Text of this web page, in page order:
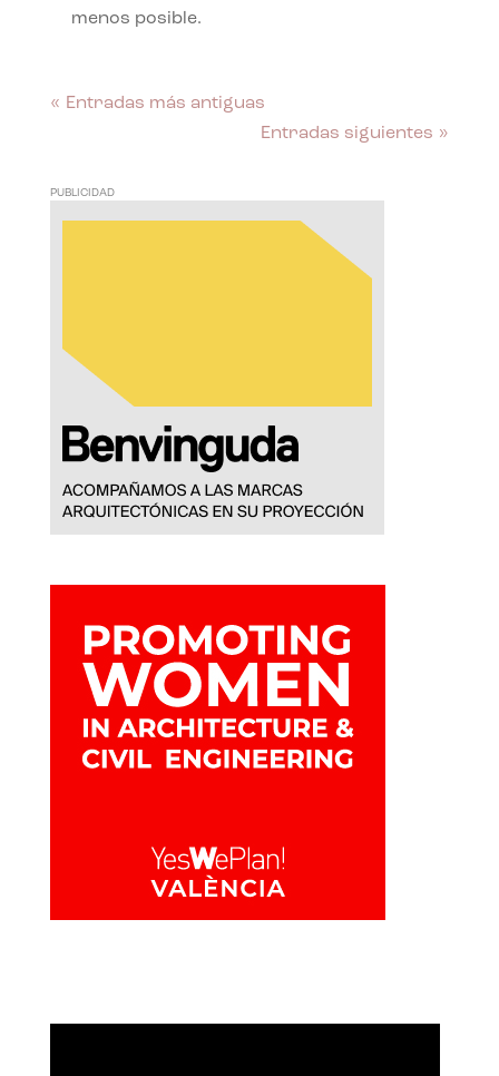
menos posible.
« Entradas más antiguas
Entradas siguientes »
PUBLICIDAD